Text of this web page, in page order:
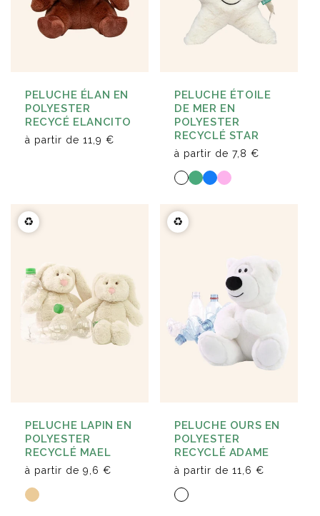
PELUCHE ÉLAN EN
POLYESTER
RECYCÉ ELANCITO
à partir de 11,9 €
PELUCHE ÉTOILE
DE MER EN
POLYESTER
RECYCLÉ STAR
à partir de 7,8 €
♻️
PELUCHE LAPIN EN
POLYESTER
RECYCLÉ MAEL
à partir de 9,6 €
♻️
PELUCHE OURS EN
POLYESTER
RECYCLÉ ADAME
à partir de 11,6 €